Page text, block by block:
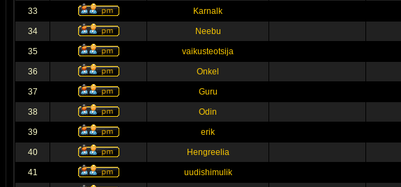
33 Karnalk
34 Neebu
35 vaikusteotsija
36 Onkel
37 Guru
38 Odin
39 erik
40 Hengreelia
41 uudishimulik